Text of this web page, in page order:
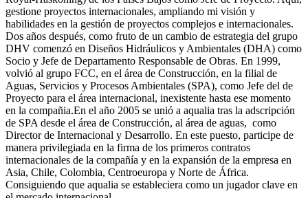
gestione proyectos internacionales, ampliando mi visión y
habilidades en la gestión de proyectos complejos e internacionales.
Dos años después, como fruto de un cambio de estrategia del grupo
DHV comenzó en Diseños Hidráulicos y Ambientales (DHA) como
Socio y Jefe de Departamento Responsable de Obras. En 1999,
volvió al grupo FCC, en el área de Construcción, en la filial de
Aguas, Servicios y Procesos Ambientales (SPA), como Jefe del de
Proyecto para el área internacional, inexistente hasta ese momento
en la compañia.En el año 2005 se unió a aqualia tras la adscripción
de SPA desde el área de Construcción, al área de aguas, como
Director de Internacional y Desarrollo. En este puesto, participe de
manera privilegiada en la firma de los primeros contratos
internacionales de la compañía y en la expansión de la empresa en
Asia, Chile, Colombia, Centroeuropa y Norte de África.
Consiguiendo que aqualia se estableciera como un jugador clave en